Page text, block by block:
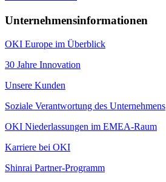
Unternehmensinformationen
OKI Europe im Überblick
30 Jahre Innovation
Unsere Kunden
Soziale Verantwortung des Unternehmens
OKI Niederlassungen im EMEA-Raum
Karriere bei OKI
Shinrai Partner-Programm